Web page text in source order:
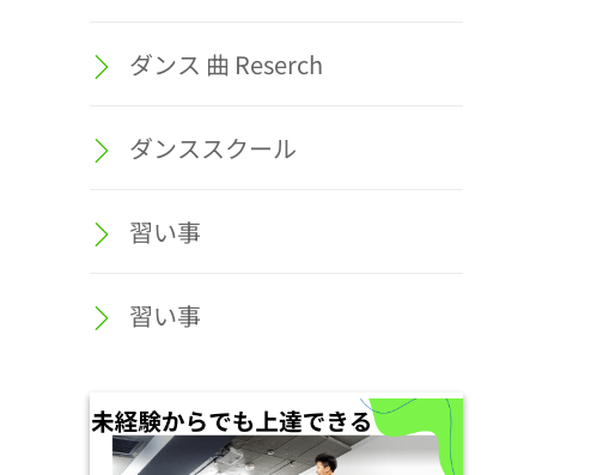
ダンス 曲 Reserch
ダンススクール
習い事
習い事